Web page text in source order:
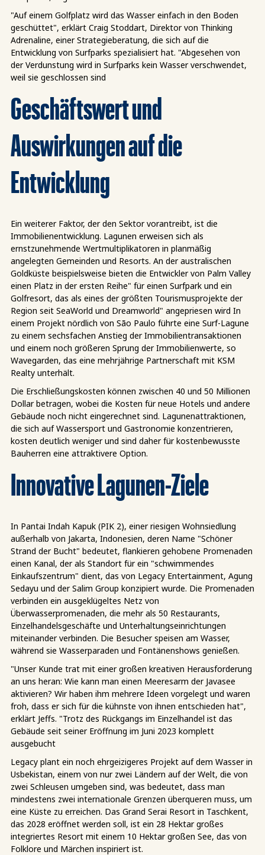
"Auf einem Golfplatz wird das Wasser einfach in den Boden
geschüttet", erklärt Craig Stoddart, Direktor von Thinking
Adrenaline, einer Strategieberatung, die sich auf die
Entwicklung von Surfparks spezialisiert hat. "Abgesehen von
der Verdunstung wird in Surfparks kein Wasser verschwendet,
weil sie geschlossen sind
Geschäftswert und
Auswirkungen auf die
Entwicklung
Ein weiterer Faktor, der den Sektor vorantreibt, ist die
Immobilienentwicklung. Lagunen erweisen sich als
ernstzunehmende Wertmultiplikatoren in planmäßig
angelegten Gemeinden und Resorts. An der australischen
Goldküste beispielsweise bieten die Entwickler von Palm Valley
einen Platz in der ersten Reihe" für einen Surfpark und ein
Golfresort, das als eines der größten Tourismusprojekte der
Region seit SeaWorld und Dreamworld" angepriesen wird In
einem Projekt nördlich von São Paulo führte eine Surf-Lagune
zu einem sechsfachen Anstieg der Immobilientransaktionen
und einem noch größeren Sprung der Immobilienwerte, so
Wavegarden, das eine mehrjährige Partnerschaft mit KSM
Realty unterhält.
Die Erschließungskosten können zwischen 40 und 50 Millionen
Dollar betragen, wobei die Kosten für neue Hotels und andere
Gebäude noch nicht eingerechnet sind. Lagunenattraktionen,
die sich auf Wassersport und Gastronomie konzentrieren,
kosten deutlich weniger und sind daher für kostenbewusste
Bauherren eine attraktivere Option.
Innovative Lagunen-Ziele
In Pantai Indah Kapuk (PIK 2), einer riesigen Wohnsiedlung
außerhalb von Jakarta, Indonesien, deren Name "Schöner
Strand der Bucht" bedeutet, flankieren gehobene Promenaden
einen Kanal, der als Standort für ein "schwimmendes
Einkaufszentrum" dient, das von Legacy Entertainment, Agung
Sedayu und der Salim Group konzipiert wurde. Die Promenaden
verbinden ein ausgeklügeltes Netz von
Überwasserpromenaden, die mehr als 50 Restaurants,
Einzelhandelsgeschäfte und Unterhaltungseinrichtungen
miteinander verbinden. Die Besucher speisen am Wasser,
während sie Wasserparaden und Fontänenshows genießen.
"Unser Kunde trat mit einer großen kreativen Herausforderung
an uns heran: Wie kann man einen Meeresarm der Javasee
aktivieren? Wir haben ihm mehrere Ideen vorgelegt und waren
froh, dass er sich für die kühnste von ihnen entschieden hat",
erklärt Jeffs. "Trotz des Rückgangs im Einzelhandel ist das
Gebäude seit seiner Eröffnung im Juni 2023 komplett
ausgebucht
Legacy plant ein noch ehrgeizigeres Projekt auf dem Wasser in
Usbekistan, einem von nur zwei Ländern auf der Welt, die von
zwei Schleusen umgeben sind, was bedeutet, dass man
mindestens zwei internationale Grenzen überqueren muss, um
eine Küste zu erreichen. Das Grand Serai Resort in Taschkent,
das 2028 eröffnet werden soll, ist ein 28 Hektar großes
integriertes Resort mit einem 10 Hektar großen See, das von
Folklore und Märchen inspiriert ist.